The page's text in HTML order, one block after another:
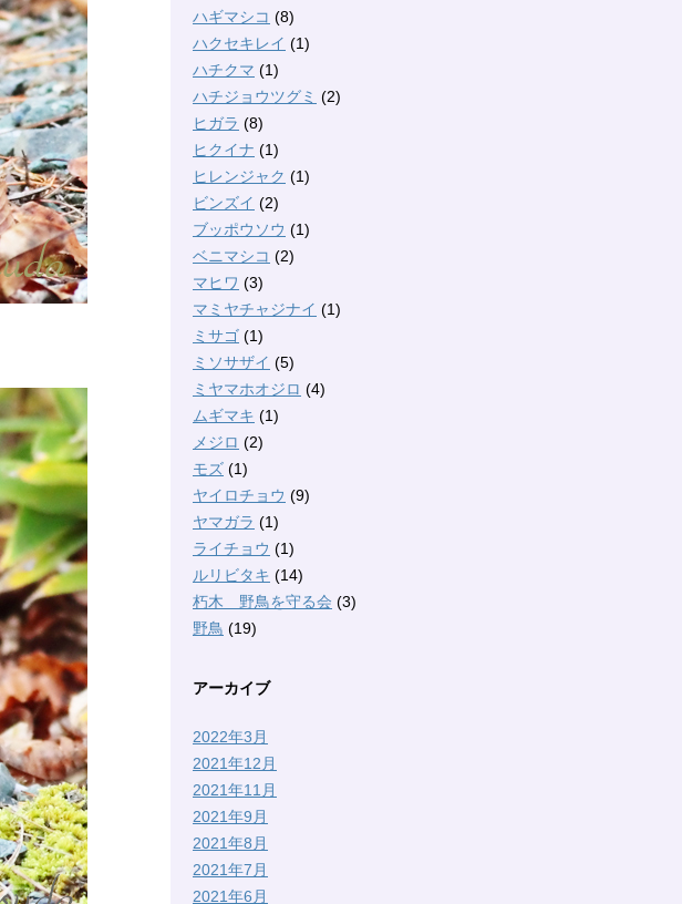
ハギマシコ (8)
ハクセキレイ (1)
ハチクマ (1)
ハチジョウツグミ (2)
ヒガラ (8)
ヒクイナ (1)
ヒレンジャク (1)
ビンズイ (2)
ブッポウソウ (1)
ベニマシコ (2)
マヒワ (3)
マミヤチャジナイ (1)
ミサゴ (1)
ミソサザイ (5)
ミヤマホオジロ (4)
ムギマキ (1)
メジロ (2)
モズ (1)
ヤイロチョウ (9)
ヤマガラ (1)
ライチョウ (1)
ルリビタキ (14)
朽木 野鳥を守る会 (3)
野鳥 (19)
アーカイブ
2022年3月
2021年12月
2021年11月
2021年9月
2021年8月
2021年7月
2021年6月